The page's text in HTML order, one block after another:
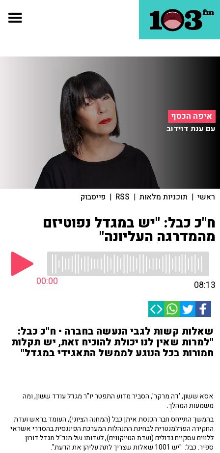
איפה הכסף
עם ענת דוידוב
ראשי | תוכניות מלאות |
RSS
| פייסבוק
ח"כ כבל: "יש במגדל נפוטיזם
מהמדרגה העליונה"
00:00 08:13
שאלות קשות לגבי הנעשה בחברה • ח"כ כבל:
"למרות שאין לנו יכולת להוכיח זאת, יש תקלות
חמורות בכל הנוגע לממשל התאגידי במגדל"
אסא ששון, 'דה מרקר', הסביר מדוע התפטר יו"ר מגדל עודד ששון, ומה
משמעות המהלך.
בהמשך התייחס חבר הכנסת איתן כבל (המחנה הציוני), העומד בראש ועדת
החקירה הפרלמנטרית לבחינת התנהלות המערכת הפיננסית בהסדרי אשראי
ללווים עסקיים גדולים (ועדת הטייקונים), לעדותו של מנכ"ל מגדל דורון
ספיר. כבל: "יש 1001 שאלות שצריך לתת עליהן את הדעת".